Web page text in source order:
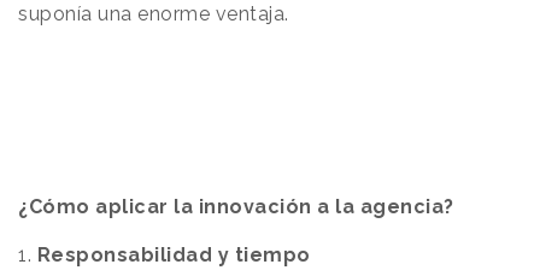
suponía una enorme ventaja.
¿Cómo aplicar la innovación a la agencia?
1. Responsabilidad y tiempo